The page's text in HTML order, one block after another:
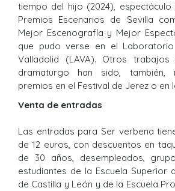
tiempo del hijo (2024),
Premios Escenarios de Sevilla
Mejor Escenografía y Mejor
que pudo verse en el
Valladolid (LAVA). Otros
dramaturgo han sido, también,
premios en el Festival de Jerez o en
Venta de entradas
Las entradas para Ser verbena
de 12 euros, con descuentos en
de 30 años, desempleados,
estudiantes de la Escuela Superior
de Castilla y León y de la Escuela